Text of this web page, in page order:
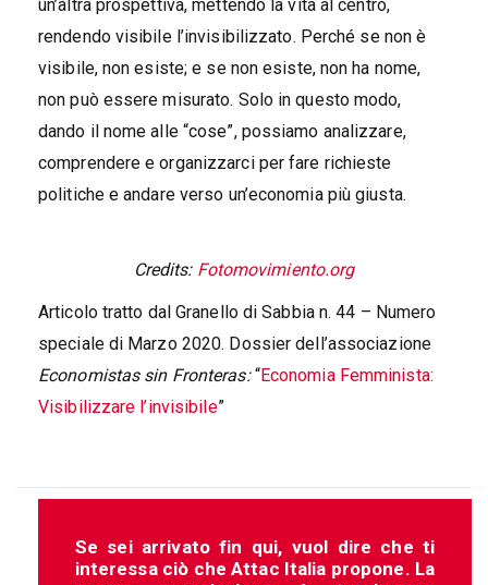
un’altra prospettiva, mettendo la vita al centro,
rendendo visibile l’invisibilizzato. Perché se non è
visibile, non esiste; e se non esiste, non ha nome,
non può essere misurato. Solo in questo modo,
dando il nome alle “cose”, possiamo analizzare,
comprendere e organizzarci per fare richieste
politiche e andare verso un’economia più giusta.
Credits: Fotomovimiento.org
Articolo tratto dal Granello di Sabbia n. 44 – Numero
speciale di Marzo 2020. Dossier dell’associazione
Economistas sin Fronteras:“Economia Femminista:
Visibilizzare l’invisibile”
Se sei arrivato fin qui, vuol dire che ti
interessa ciò che Attac Italia propone. La